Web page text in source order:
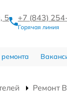
5 +7 (843)
Горячая линия
Ремонт